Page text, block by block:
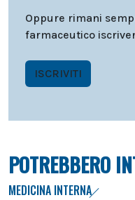
Oppure rimani
farmaceutico
ISCRIVITI
POTREBBERO
MEDICINA INTERNA